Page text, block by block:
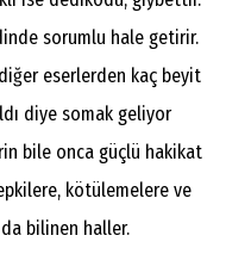
sorumlu hale getirir.
eserlerden kaç beyit
diye somak geliyor
bile onca güçlü hakikat
kötülemelere ve
bilinen haller.